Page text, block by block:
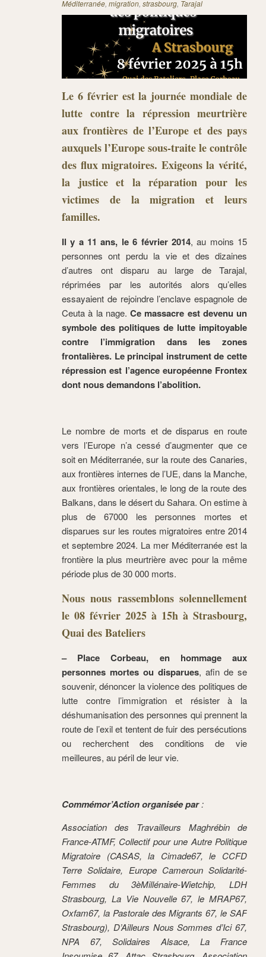
Méditerranée, migration, strasbourg, Tarajal
Le 6 février est la journée mondiale de
lutte contre la répression meurtrière
aux frontières de l’Europe et des pays
auxquels l’Europe sous-traite le contrôle
des flux migratoires. Exigeons la vérité,
la justice et la réparation pour les
victimes de la migration et leurs
familles.
Il y a 11 ans, le 6 février 2014, au moins 15
personnes ont perdu la vie et des dizaines
d’autres ont disparu au large de Tarajal,
réprimées par les autorités alors qu’elles
essayaient de rejoindre l’enclave espagnole de
Ceuta à la nage. Ce massacre est devenu un
symbole des politiques de lutte impitoyable
contre l’immigration dans les zones
frontalières. Le principal instrument de cette
répression est l’agence européenne Frontex
dont nous demandons l’abolition.
Le nombre de morts et de disparus en route
vers l’Europe n’a cessé d’augmenter que ce
soit en Méditerranée, sur la route des Canaries,
aux frontières internes de l’UE, dans la Manche,
aux frontières orientales, le long de la route des
Balkans, dans le désert du Sahara. On estime à
plus de 67000 les personnes mortes et
disparues sur les routes migratoires entre 2014
et septembre 2024. La mer Méditerranée est la
frontière la plus meurtrière avec pour la même
période plus de 30 000 morts.
Nous nous rassemblons solennellement
le 08 février 2025 à 15h à Strasbourg,
Quai des Bateliers
– Place Corbeau, en hommage aux
personnes mortes ou disparues, afin de se
souvenir, dénoncer la violence des politiques de
lutte contre l’immigration et résister à la
déshumanisation des personnes qui prennent la
route de l’exil et tentent de fuir des persécutions
ou recherchent des conditions de vie
meilleures, au péril de leur vie.
Commémor’Action organisée par:
Association des Travailleurs Maghrébin de
France-ATMF, Collectif pour une Autre Politique
Migratoire (CASAS, la Cimade67, le CCFD
Terre Solidaire, Europe Cameroun Solidarité-
Femmes du 3èMillénaire-Wietchip, LDH
Strasbourg, La Vie Nouvelle 67, le MRAP67,
Oxfam67, la Pastorale des Migrants 67, le SAF
Strasbourg), D’Ailleurs Nous Sommes d’Ici 67,
NPA 67, Solidaires Alsace, La France